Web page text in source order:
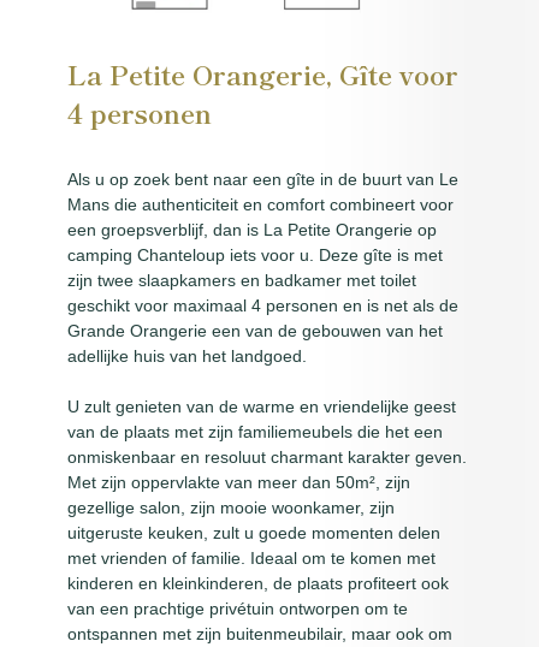
La Petite Orangerie, Gîte voor
4 personen
Als u op zoek bent naar een gîte in de buurt van Le
Mans die authenticiteit en comfort combineert voor
een groepsverblijf, dan is La Petite Orangerie op
camping Chanteloup iets voor u. Deze gîte is met
zijn twee slaapkamers en badkamer met toilet
geschikt voor maximaal 4 personen en is net als de
Grande Orangerie een van de gebouwen van het
adellijke huis van het landgoed.
U zult genieten van de warme en vriendelijke geest
van de plaats met zijn familiemeubels die het een
onmiskenbaar en resoluut charmant karakter geven.
Met zijn oppervlakte van meer dan 50m², zijn
gezellige salon, zijn mooie woonkamer, zijn
uitgeruste keuken, zult u goede momenten delen
met vrienden of familie. Ideaal om te komen met
kinderen en kleinkinderen, de plaats profiteert ook
van een prachtige privétuin ontworpen om te
ontspannen met zijn buitenmeubilair, maar ook om